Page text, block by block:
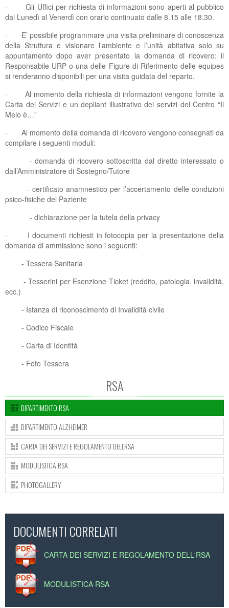
· Gli Uffici per richiesta di informazioni sono aperti al pubblico
dal Lunedì al Venerdì con orario continuato dalle 8.15 alle 18.30.
· E’ possibile programmare una visita preliminare di conoscenza
della Struttura e visionare l’ambiente e l’unità abitativa solo su
appuntamento dopo aver presentato la domanda di ricovero: il
Responsabile URP o una delle Figure di Riferimento delle equipes
si renderanno disponibili per una visita guidata del reparto.
· Al momento della richiesta di informazioni vengono fornite la
Carta dei Servizi e un depliant illustrativo dei servizi del Centro “Il
Melo è…”
· Al momento della domanda di ricovero vengono consegnati da
compilare i seguenti moduli:
- domanda di ricovero sottoscritta dal diretto interessato o
dall’Amministratore di Sostegno/Tutore
- certificato anamnestico per l’accertamento delle condizioni
psico-fisiche del Paziente
- dichiarazione per la tutela della privacy
· I documenti richiesti in fotocopia per la presentazione della
domanda di ammissione sono i seguenti:
- Tessera Sanitaria
- Tesserini per Esenzione Ticket (reddito, patologia, invalidità,
ecc.)
- Istanza di riconoscimento di Invalidità civile
- Codice Fiscale
- Carta di Identità
- Foto Tessera
RSA
DIPARTIMENTO RSA
DIPARTIMENTO ALZHEIMER
CARTA DEI SERVIZI E REGOLAMENTO DELL'RSA
MODULISTICA RSA
PHOTOGALLERY
DOCUMENTI CORRELATI
CARTA DEI SERVIZI E REGOLAMENTO DELL'RSA
MODULISTICA RSA